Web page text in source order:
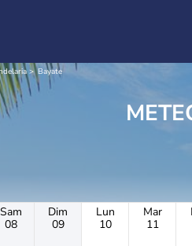
Bayate
Sam
08
Dim
09
Lun
10
Mar
11